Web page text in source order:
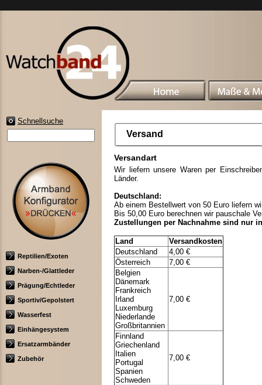
Schnellsuche
Reptilien/Exoten
Narben-/Glattleder
Prägung/Echtleder
Sportiv/Gepolstert
Wasserfest
Einhängesystem
Ersatzarmbänder
Zubehör
Versand
Versandart
Wir liefern unsere Waren per
Länder.
Deutschland:
Ab einem Bestellwert von 50 Euro liefern
Bis 50,00 Euro berechnen wir pauschale
Zustellungen per Nachnahme sind nur
Land
Versandkosten
Deutschland
4,00 €
Österreich
7,00 €
Belgien
Dänemark
Frankreich
Irland
Luxemburg
Niederlande
Großbritannien
7,00 €
Finnland
Griechenland
Italien
Portugal
Spanien
Schweden
7,00 €